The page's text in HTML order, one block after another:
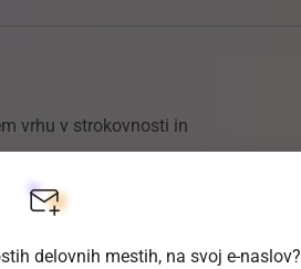
vrhu v strokovnosti in
delovnih mestih, na svoj e-naslov?